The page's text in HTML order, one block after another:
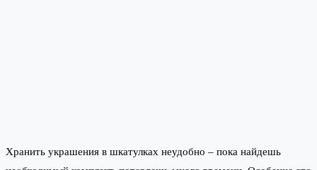
Хранить украшения в шкатулках неудобно – пока найдешь